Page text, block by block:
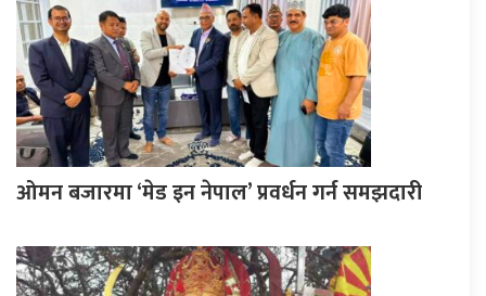
ओमन बजारमा ‘मेड इन नेपाल’ प्रवर्धन गर्न समझदारी